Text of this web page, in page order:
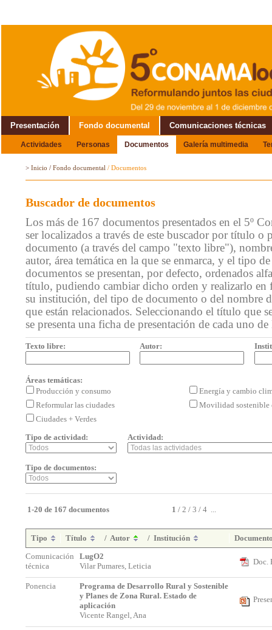
Presentación Fondo documental Comunicaciones técnicas
Actividades Personas Documentos Galería multimedia
Alrededor del Encuentro
> Inicio / Fondo documental / Documentos
Buscador de documentos
Los más de 167 documentos presentados en el 5º
ser localizados a través de este buscador por título o
documento (a través del campo "texto libre"),
autor, área temática en la que se enmarca, y el tipo
documentos se presentan, por defecto, ordenados
título, pudiendo cambiar dicho orden y realizarlo en
su institución, del tipo de documento o del nombre
que están relacionados. Seleccionando el título que
se presenta una ficha de presentación de cada uno
Texto libre: Autor:
Áreas temáticas:
Producción y consumo
Energía y cambio
Reformular las ciudades
Movilidad sostenible
Ciudades + Verdes
Tipo de actividad:
Actividad:
Tipo de documentos:
1-20 de 167 documentos 1 / 2 / 3 / 4 ...
Tipo Título / Autor / Institución
Comunicación
técnica
LugO2
Vilar Pumares, Leticia
Doc.
Ponencia
Programa de Desarrollo Rural y Sostenible
y Planes de Zona Rural. Estado de
aplicación
Vicente Rangel, Ana